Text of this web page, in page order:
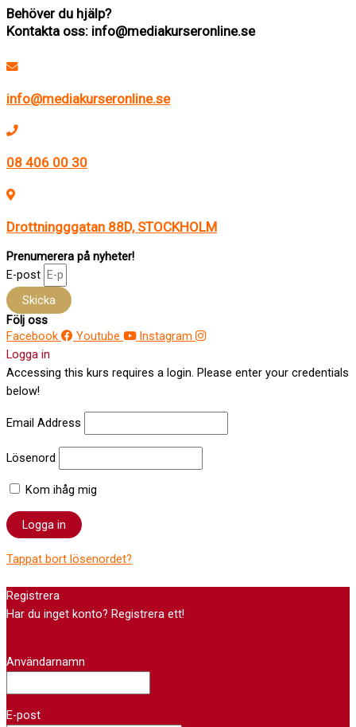
Behöver du hjälp?
Kontakta oss: info@mediakurseronline.se
info@mediakurseronline.se
08 406 00 30
Drottningggatan 88D, STOCKHOLM
Prenumerera på nyheter!
E-post
Skicka
Följ oss
Facebook
Youtube
Instagram
Logga in
Accessing this kurs requires a login. Please enter your credentials
below!
Email Address
Lösenord
Kom ihåg mig
Tappat bort lösenordet?
Registrera
Har du inget konto? Registrera ett!
Användarnamn
E-post